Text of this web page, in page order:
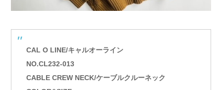
CAL O LINE/キャルオーライン
NO.CL232-013
CABLE CREW NECK/ケーブルクルーネック